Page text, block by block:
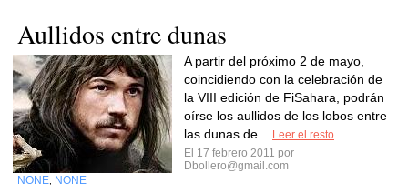
Aullidos entre dunas
A partir del próximo 2 de mayo,
coincidiendo con la celebración de
la VIII edición de FiSahara, podrán
oírse los aullidos de los lobos entre
las dunas de...
Leer el resto
El 17 febrero 2011 por
Dbollero@gmail.com
NONE NONE